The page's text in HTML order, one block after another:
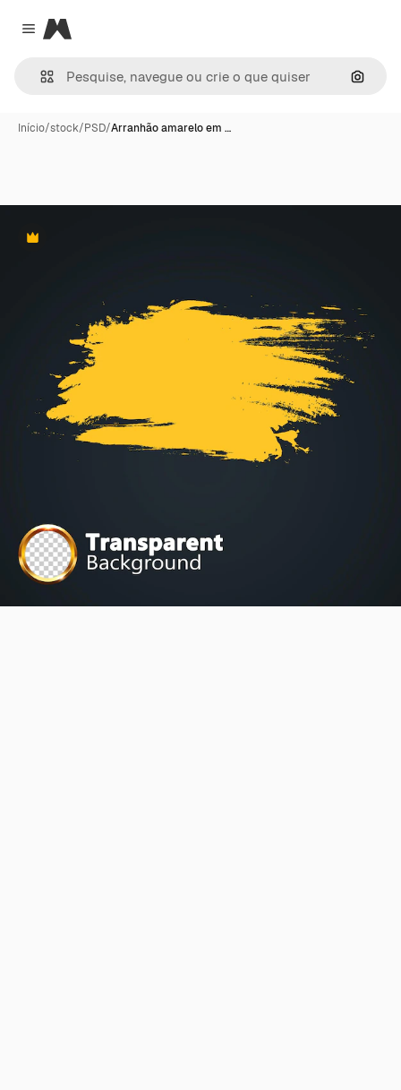
Close menu
Magnific
Início/stock/PSD/Arranhão amarelo em …
Premium